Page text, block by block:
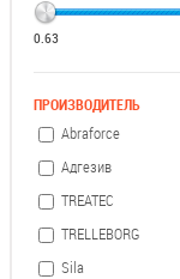
0.63
ПРОИЗВОДИТЕЛЬ
Abraforce
Адгезив
TREATEC
TRELLEBORG
Sila